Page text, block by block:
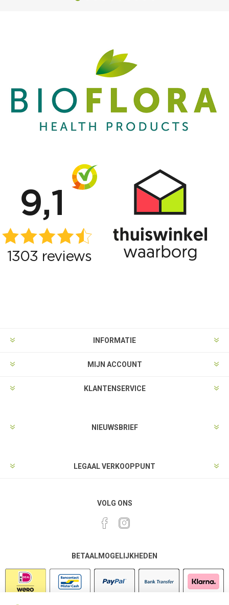
INFORMATIE
MIJN ACCOUNT
KLANTENSERVICE
NIEUWSBRIEF
LEGAAL VERKOOPPUNT
VOLG ONS
BETAALMOGELIJKHEDEN